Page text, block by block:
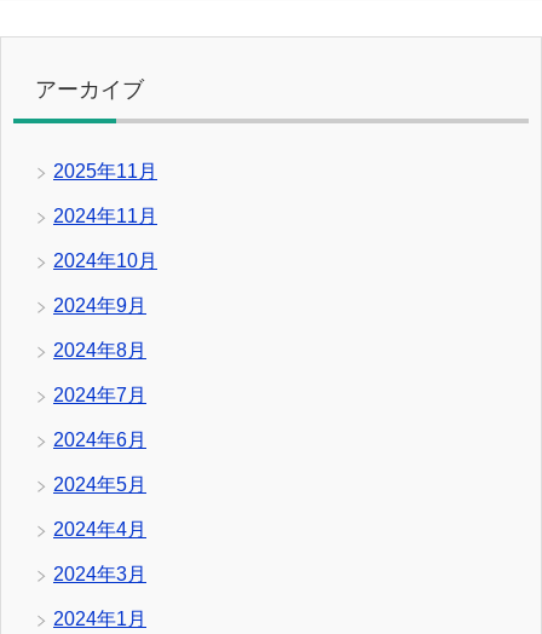
アーカイブ
2025年11月
2024年11月
2024年10月
2024年9月
2024年8月
2024年7月
2024年6月
2024年5月
2024年4月
2024年3月
2024年1月